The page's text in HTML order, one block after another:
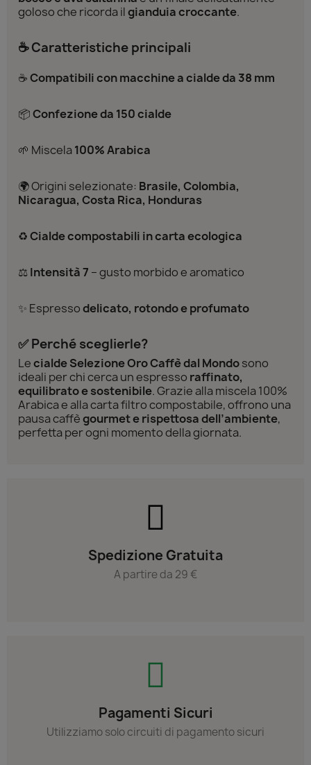
goloso che ricorda ilgianduia croccante.
☕ Caratteristiche principali
☕Compatibili con macchine a cialde da 38 mm
📦Confezione da 150 cialde
🌱 Miscela100% Arabica
🌍 Origini selezionate: Brasile, Colombia,
Nicaragua, Costa Rica, Honduras
♻️Cialde compostabili in carta ecologica
⚖️Intensità 7 – gusto morbido e aromatico
✨ Espressodelicato, rotondo e profumato
✅ Perché sceglierle?
Lecialde Selezione Oro Caffè dal Mondosono
ideali per chi cerca un espresso raffinato,
equilibrato e sostenibile. Grazie alla miscela 100%
Arabica e alla carta filtro compostabile, offrono una
pausa caffègourmet e rispettosa dell’ambiente,
perfetta per ogni momento della giornata.
Spedizione Gratuita
A partire da 29 €
Pagamenti Sicuri
Utilizziamo solo circuiti di pagamento sicuri